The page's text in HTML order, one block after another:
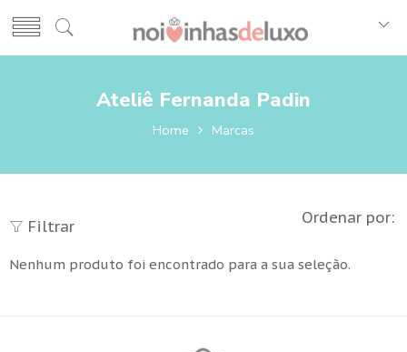
Ateliê Fernanda Padin
Home Marcas
Filtrar Ordenar por:
Nenhum produto foi encontrado para a sua seleção.